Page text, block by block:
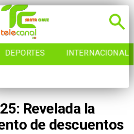
DEPORTES INTERNACIONAL
Revelada la
de descuentos